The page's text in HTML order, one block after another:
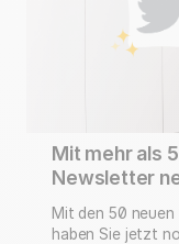
Mit mehr als
Newsletter
Mit den 50
haben Sie jetzt